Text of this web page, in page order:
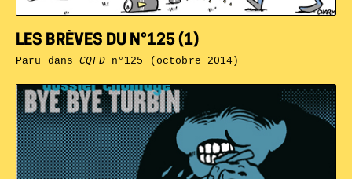
LES BRÈVES DU N°125 (1)
Paru dansCQFDn°125 (octobre 2014)